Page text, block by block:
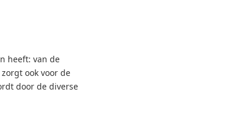
heeft: van de
ook voor de
door de diverse